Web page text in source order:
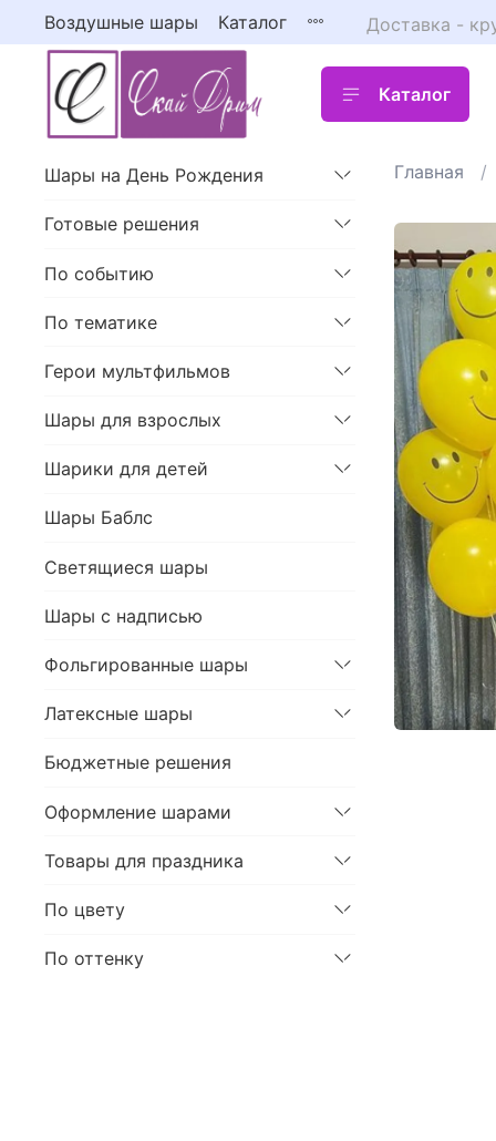
Воздушные шары Каталог Доставка -
Каталог
Главная
Шары на День Рождения
Готовые решения
По событию
По тематике
Герои мультфильмов
Шары для взрослых
Шарики для детей
Шары Баблс
Светящиеся шары
Шары с надписью
Фольгированные шары
Латексные шары
Бюджетные решения
Оформление шарами
Товары для праздника
По цвету
По оттенку